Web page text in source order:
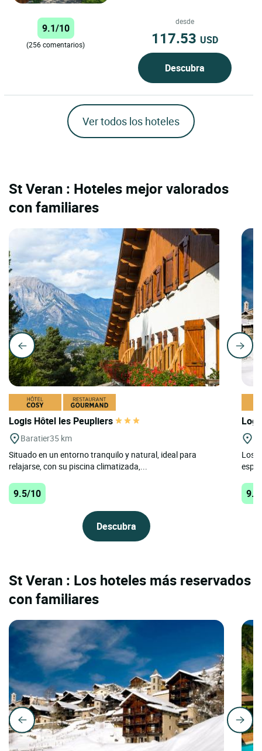
artificial con playa...
9.1/10
(256 comentarios)
desde
117.53 USD
Descubra
Ver todos los hoteles
St Veran : Hoteles mejor valorados
con familiares
Logis Hôtel les Peupliers
Baratier35 km
Situado en un entorno tranquilo y natural, ideal para
relajarse, con su piscina climatizada,...
9.5/10
Descubra
Los
St Veran : Los hoteles más reservados
con familiares